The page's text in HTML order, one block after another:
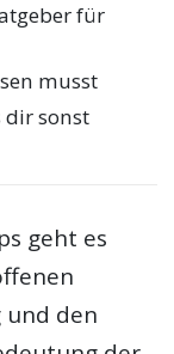
für
musst
dir sonst
geht es
und den